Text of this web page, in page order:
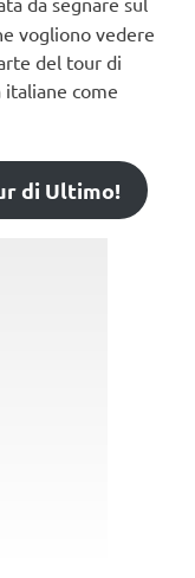
vogliono vedere
del tour di
come
di Ultimo!